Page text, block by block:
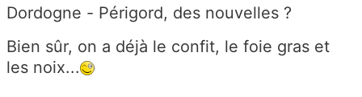
Dordogne - Périgord, des nouvelles ?
Bien sûr, on a déjà le confit, le foie gras et
les noix...